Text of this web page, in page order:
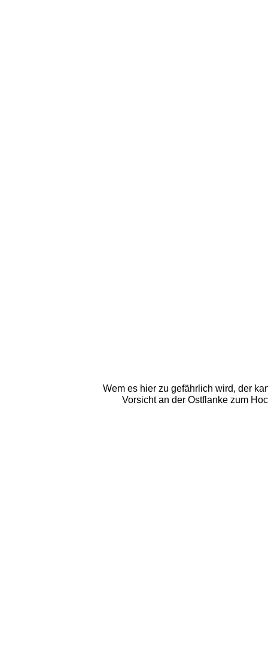
Wem es hier zu gefährlich wird, der
Vorsicht an der Ostflanke zum